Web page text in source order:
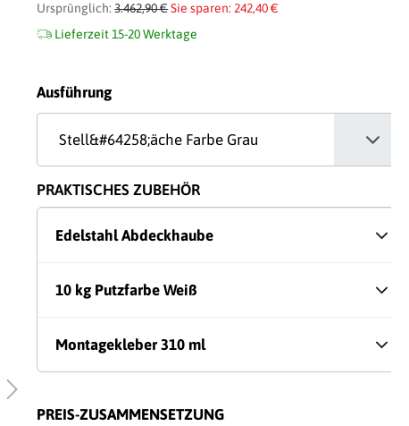
Ursprünglich:3.462,90 €Sie sparen: 242,40 €
Lieferzeit 15-20 Werktage
Ausführungauswählen
PRAKTISCHES ZUBEHÖR
Edelstahl Abdeckhaube
10 kg Putzfarbe Weiß
Montagekleber 310 ml
PREIS-ZUSAMMENSETZUNG